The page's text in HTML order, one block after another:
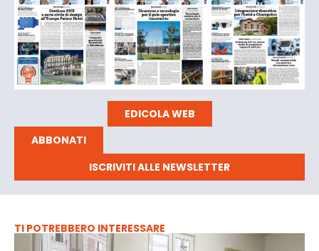
EDICOLA WEB
ABBONATI
ISCRIVITI ALLE NEWSLETTER
TI POTREBBERO INTERESSARE